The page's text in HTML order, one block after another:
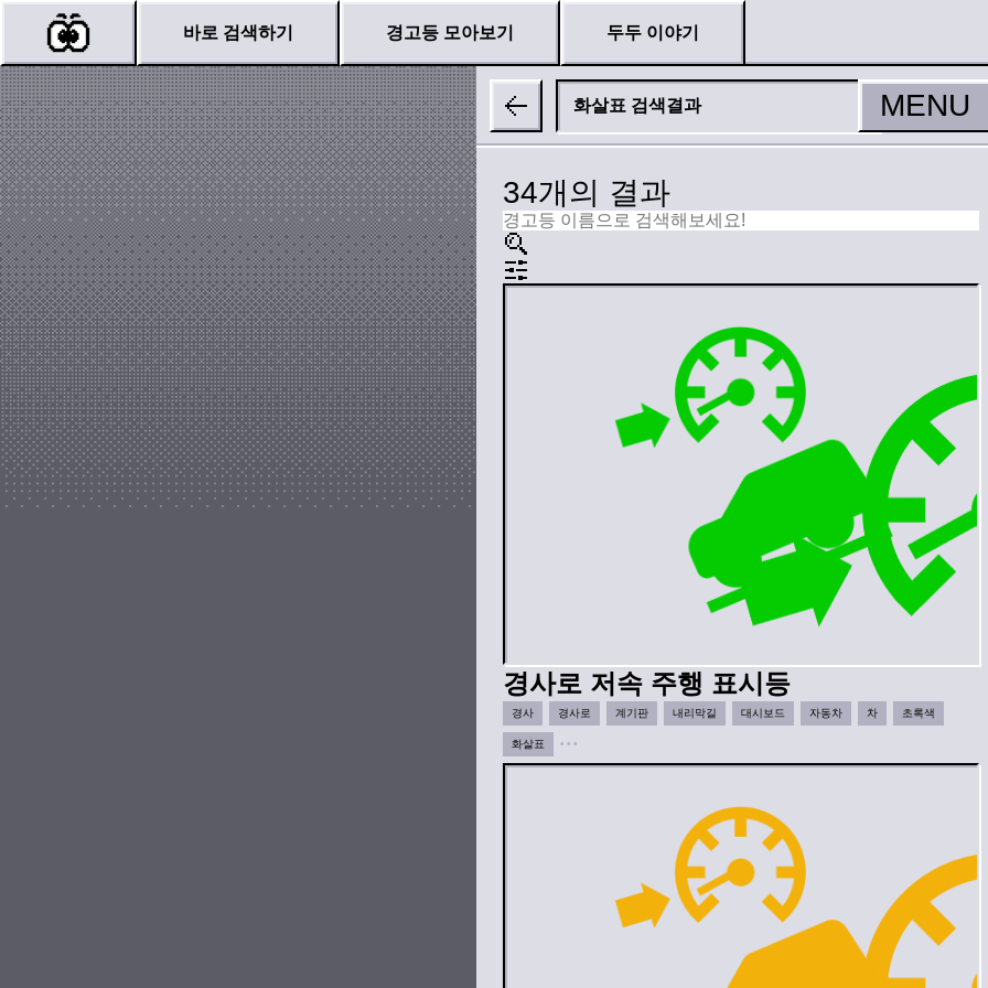
바로 검색하기 경고등 모아보기 두두 이야기
MENU
화살표
34개의 결과
경사로 저속 주행 표시등
경사 경사로 계기판 내리막길 대시보드 자동차 차 초록색
화살표